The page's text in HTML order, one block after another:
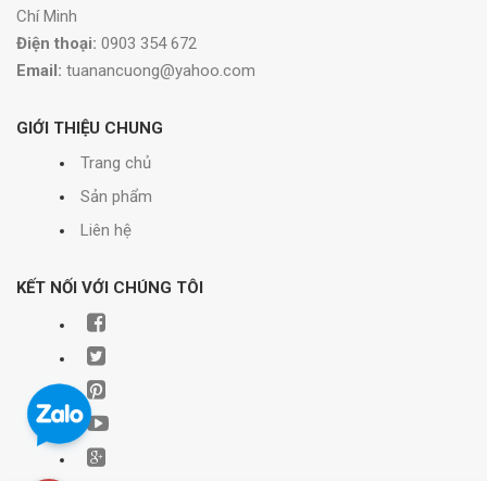
Chí Minh
Điện thoại: 0903 354 672
Email: tuanancuong@yahoo.com
GIỚI THIỆU CHUNG
Trang chủ
Sản phẩm
Liên hệ
KẾT NỐI VỚI CHÚNG TÔI